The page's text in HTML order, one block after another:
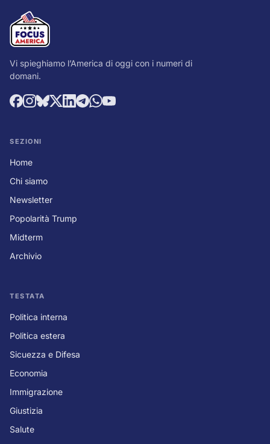
Vi spieghiamo l’America di oggi con i numeri di
domani.
SEZIONI
Home
Chi siamo
Newsletter
Popolarità Trump
Midterm
Archivio
TESTATA
Politica interna
Politica estera
Sicuezza e Difesa
Economia
Immigrazione
Giustizia
Salute